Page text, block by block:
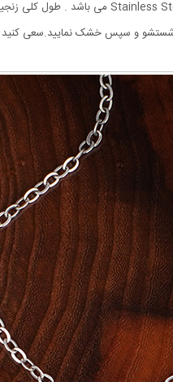
و سپس خشک نمایید.سعی کنید از